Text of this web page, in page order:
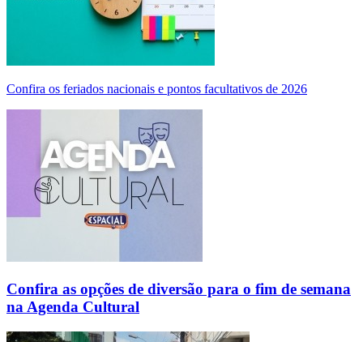
Confira os feriados nacionais e pontos facultativos de 2026
Confira as opções de diversão para o fim de semana
na Agenda Cultural